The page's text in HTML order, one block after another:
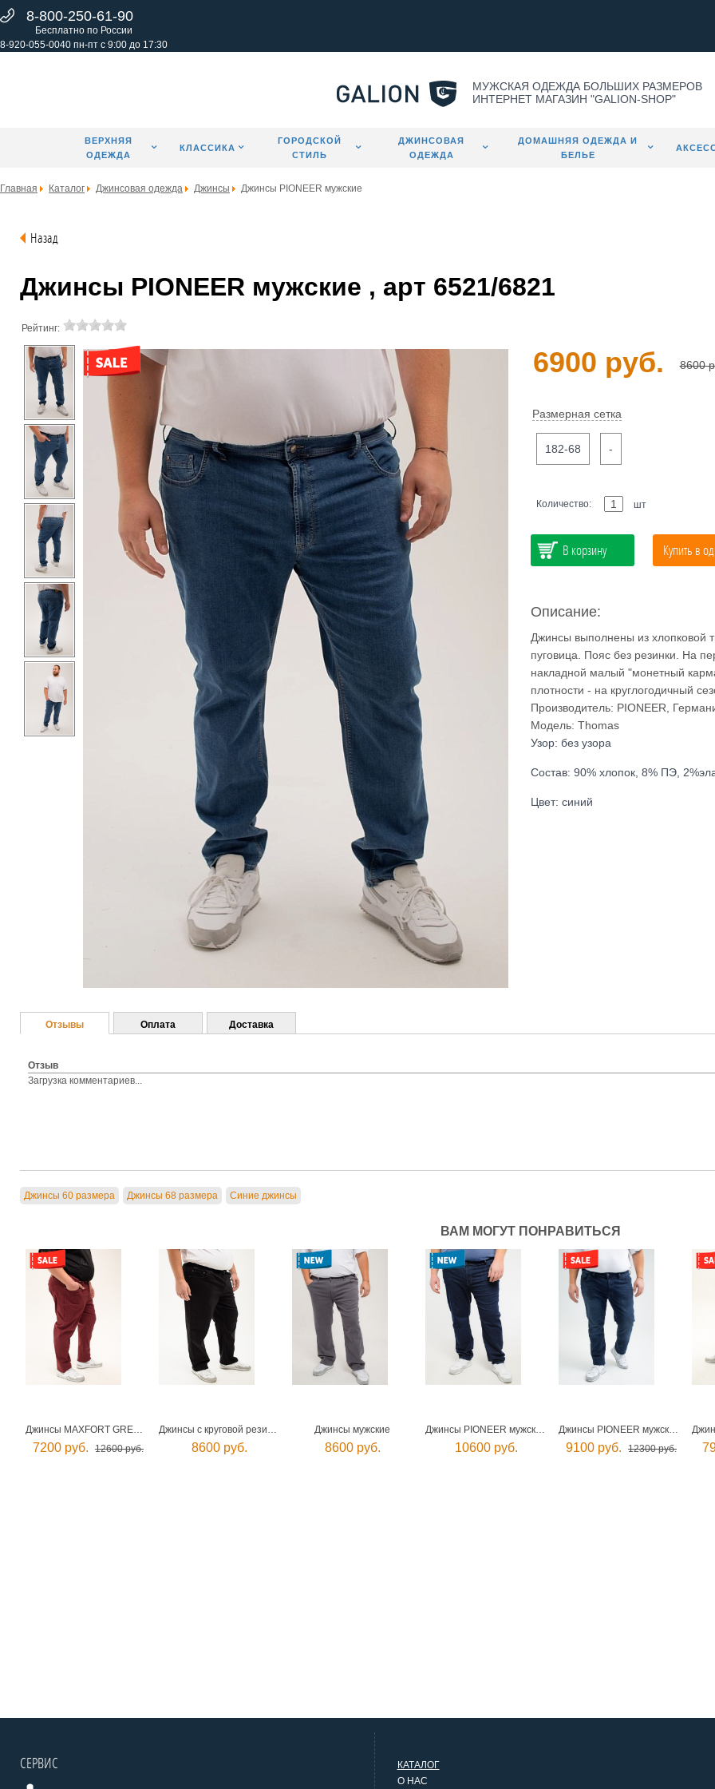
8-800-250-61-90
Бесплатно по России
8-920-055-0040 пн-пт с 9:00 до 17:30
МУЖСКАЯ ОДЕЖДА БОЛЬШИХ РАЗМЕРОВ
ИНТЕРНЕТ МАГАЗИН "GALION-SHOP"
ВЕРХНЯЯ
ОДЕЖДА
КЛАССИКА
ГОРОДСКОЙ
СТИЛЬ
ДЖИНСОВАЯ
ОДЕЖДА
ДОМАШНЯЯ ОДЕЖДА И
БЕЛЬЕ
Главная Каталог Джинсовая одежда Джинсы Джинсы PIONEER мужские
Назад
Джинсы PIONEER мужские , арт 6521/6821
Рейтинг:
6900 руб. 8600
Размерная сетка
182-68 -
Количество: шт
В корзину Купить в
Описание:
Джинсы выполнены из хлопковой
пуговица. Пояс без резинки. На
накладной малый "монетный
плотности - на круглогодичный
Производитель: PIONEER,
Модель: Thomas
Узор: без узора
Состав: 90% хлопок, 8% ПЭ,
Цвет: синий
Отзывы
Отзыв
Загрузка комментариев...
Оплата Доставка
Джинсы 60 размера Джинсы 68 размера Синие джинсы
ВАМ МОГУТ ПОНРАВИТЬСЯ
Джинсы MAXFORT GREGORIO мужские
7200 руб. 12600 руб.
Джинсы с круговой резинкой мужские
8600 руб.
Джинсы мужские
8600 руб.
Джинсы PIONEER мужские
10600 руб.
Джинсы PIONEER мужские
9100 руб. 12300 руб.
СЕРВИС
КАТАЛОГ
О НАС